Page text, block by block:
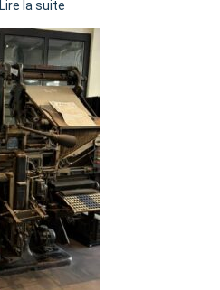
Lire la suite
Eurovision
2026
:
Pays-
Bas,
Espagne,
Irlande
et
Slovénie
rejettent
la
présence
d’Israël